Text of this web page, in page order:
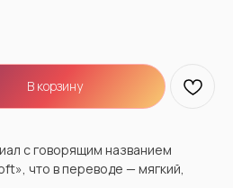
В корзину
с говорящим названием
что в переводе — мягкий,